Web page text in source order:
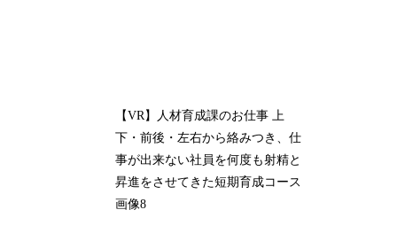
【VR】人材育成課のお仕事 上
下・前後・左右から絡みつき、仕
事が出来ない社員を何度も射精と
昇進をさせてきた短期育成コース
画像8